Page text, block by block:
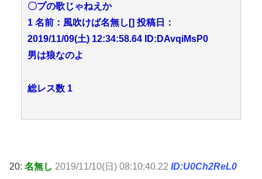
〇プの歌じゃねえか
1 名前：風吹けば名無し[] 投稿日：
2019/11/09(土) 12:34:58.64 ID:DAvqiMsP0
男は狼なのよ
総レス数 1
20: 名無し 2019/11/10(日) 08:10:40.22 ID:U0Ch2ReL0